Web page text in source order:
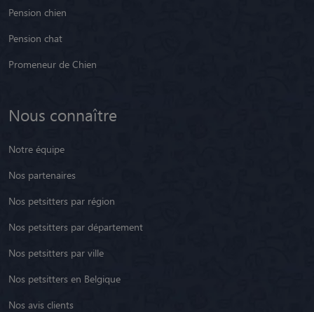
Pension chien
Pension chat
Promeneur de Chien
Nous connaître
Notre équipe
Nos partenaires
Nos petsitters par région
Nos petsitters par département
Nos petsitters par ville
Nos petsitters en Belgique
Nos avis clients